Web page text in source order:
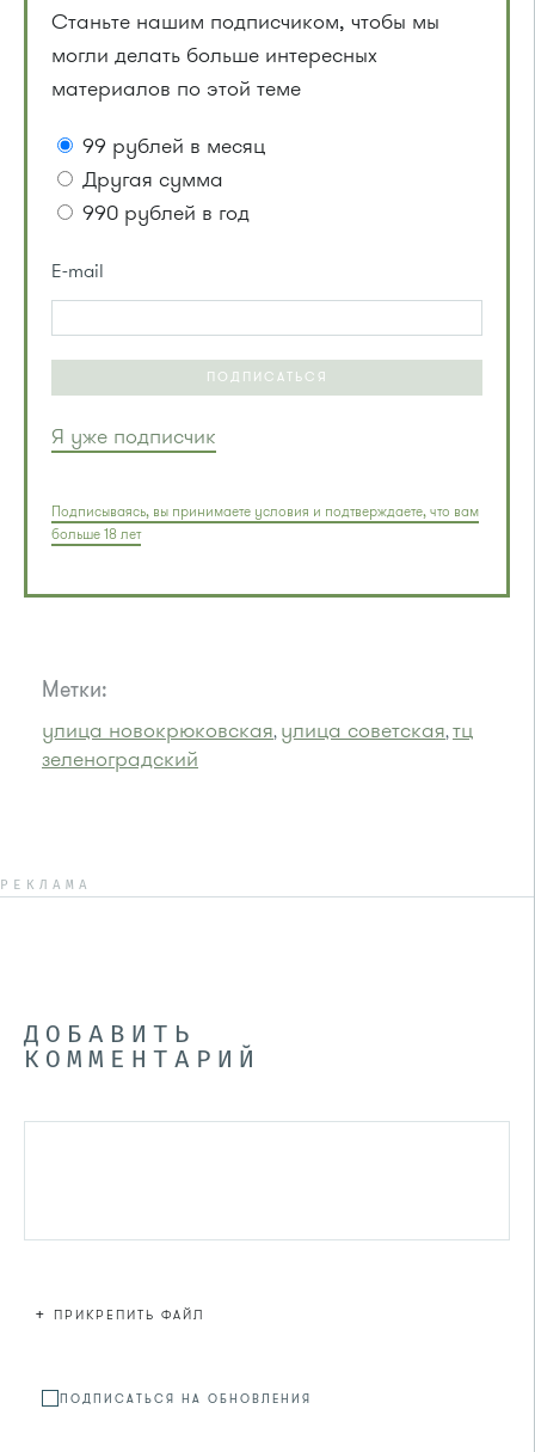
Станьте нашим подписчиком, чтобы мы
могли делать больше интересных
материалов по этой теме
99 рублей в месяц
Другая сумма
990 рублей в год
E-mail
ПОДПИСАТЬСЯ
Я уже подписчик
Подписываясь, вы принимаете условия и подтверждаете, что вам
больше 18 лет
Метки:
улица новокрюковская, улица советская,тц
зеленоградский
РЕКЛАМА
ДОБАВИТЬ
КОММЕНТАРИЙ
+ ПРИКРЕПИТЬ ФАЙЛ
ПОДПИСАТЬСЯ НА ОБНОВЛЕНИЯ